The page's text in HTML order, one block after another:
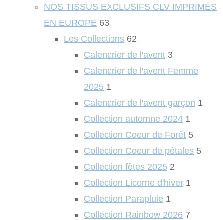
NOS TISSUS EXCLUSIFS CLV IMPRIMÉS
EN EUROPE 63
Les Collections 62
Calendrier de l'avent 3
Calendrier de l'avent Femme
2025 1
Calendrier de l'avent garçon 1
Collection automne 2024 1
Collection Coeur de Forêt 5
Collection Coeur de pétales 5
Collection fêtes 2025 2
Collection Licorne d'hiver 1
Collection Parapluie 1
Collection Rainbow 2026 7